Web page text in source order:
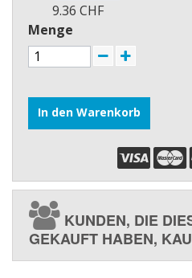
9.36 CHF
Menge
In den Warenkorb
KUNDEN, DIE
GEKAUFT HABEN,